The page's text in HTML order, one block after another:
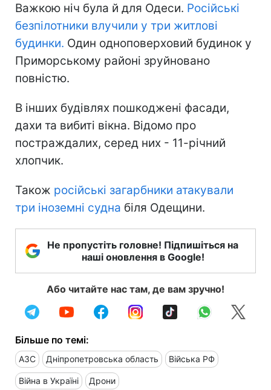
Важкою ніч була й для Одеси. Російські
безпілотники влучили у три житлові
будинки. Один одноповерховий будинок у
Приморському районі зруйновано
повністю.
В інших будівлях пошкоджені фасади,
дахи та вибиті вікна. Відомо про
постраждалих, серед них - 11-річний
хлопчик.
Також російські загарбники атакували
три іноземні судна біля Одещини.
Не пропустіть головне! Підпишіться на
наші оновлення в Google!
Або читайте нас там, де вам зручно!
Більше по темі:
АЗС Дніпропетровська область Війська РФ
Війна в Україні Дрони